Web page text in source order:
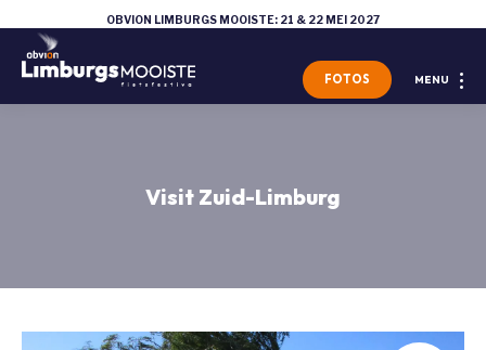
OBVION LIMBURGS MOOISTE: 21 & 22 MEI 2027
MENU
FOTOS
Visit Zuid-Limburg